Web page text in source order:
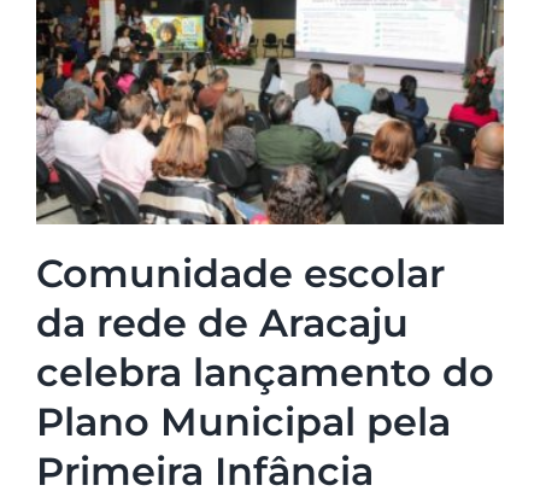
Comunidade escolar
da rede de Aracaju
celebra lançamento do
Plano Municipal pela
Primeira Infância